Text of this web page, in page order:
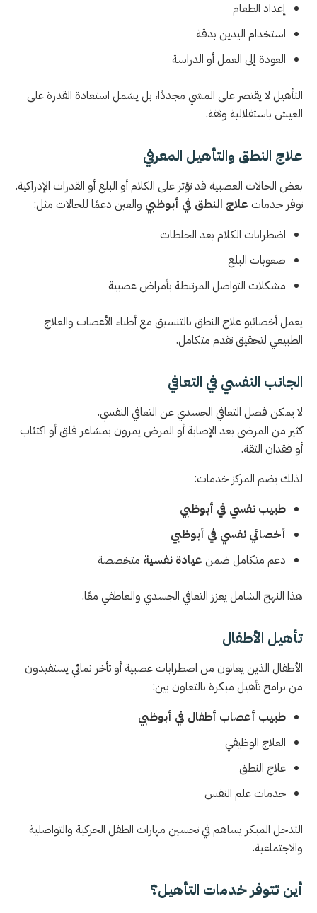
إعداد الطعام
استخدام اليدين بدقة
العودة إلى العمل أو الدراسة
التأهيل لا يقتصر على المشي مجددًا، بل يشمل استعادة القدرة على
العيش باستقلالية وثقة.
علاج النطق والتأهيل المعرفي
بعض الحالات العصبية قد تؤثر على الكلام أو البلع أو القدرات الإدراكية.
توفر خدمات علاج النطق في أبوظبي والعين دعمًا للحالات مثل:
اضطرابات الكلام بعد الجلطات
صعوبات البلع
مشكلات التواصل المرتبطة بأمراض عصبية
يعمل أخصائيو علاج النطق بالتنسيق مع أطباء الأعصاب والعلاج
الطبيعي لتحقيق تقدم متكامل.
الجانب النفسي في التعافي
لا يمكن فصل التعافي الجسدي عن التعافي النفسي.
كثير من المرضى بعد الإصابة أو المرض يمرون بمشاعر قلق أو اكتئاب
أو فقدان الثقة.
لذلك يضم المركز خدمات:
طبيب نفسي في أبوظبي
أخصائي نفسي في أبوظبي
دعم متكامل ضمن عيادة نفسية متخصصة
هذا النهج الشامل يعزز التعافي الجسدي والعاطفي معًا.
تأهيل الأطفال
الأطفال الذين يعانون من اضطرابات عصبية أو تأخر نمائي يستفيدون
من برامج تأهيل مبكرة بالتعاون بين:
طبيب أعصاب أطفال في أبوظبي
العلاج الوظيفي
علاج النطق
خدمات علم النفس
التدخل المبكر يساهم في تحسين مهارات الطفل الحركية والتواصلية
والاجتماعية.
أين تتوفر خدمات التأهيل؟